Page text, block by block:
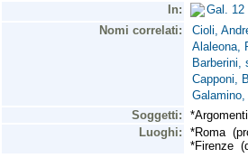
In:
Gal. 12
Nomi correlati:
Cioli,
Alaleona,
Barberini,
Capponi,
Galamino,
Soggetti:
Luoghi:
*Roma
*Firenze